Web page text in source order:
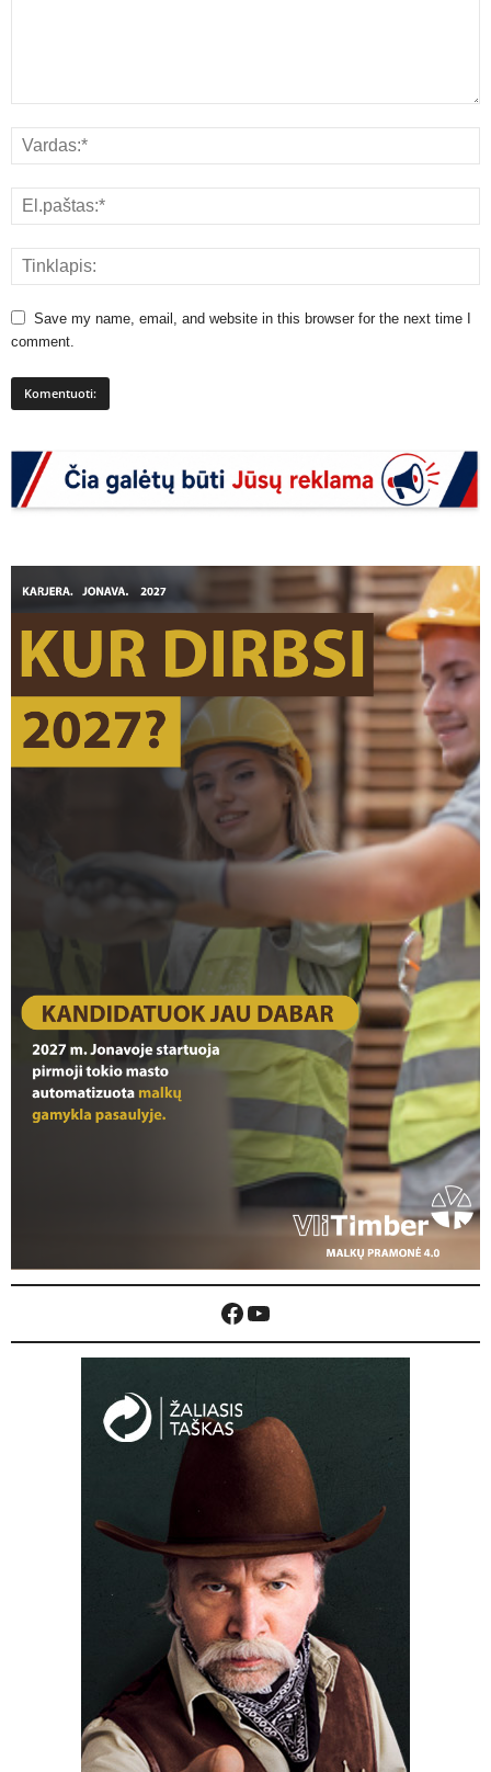
Save my name, email, and website in this browser for the next time I
comment.
Facebook
YouTube